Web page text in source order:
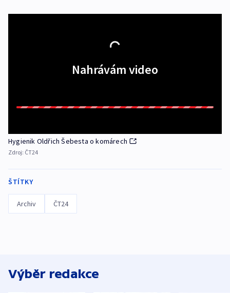
Nahrávám video
Hygienik Oldřich Šebesta o komárech
Zdroj: ČT24
ŠTÍTKY
Archiv ČT24
Výběr redakce